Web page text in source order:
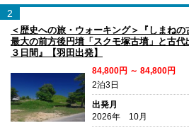
2
＜歴史への旅・ウォーキング＞『しまね
最大の前方後円墳「スクモ塚古墳」と古
３日間』【羽田出発】
84,800円 ～ 84,800円
2泊3日
出発月
2026年 10月